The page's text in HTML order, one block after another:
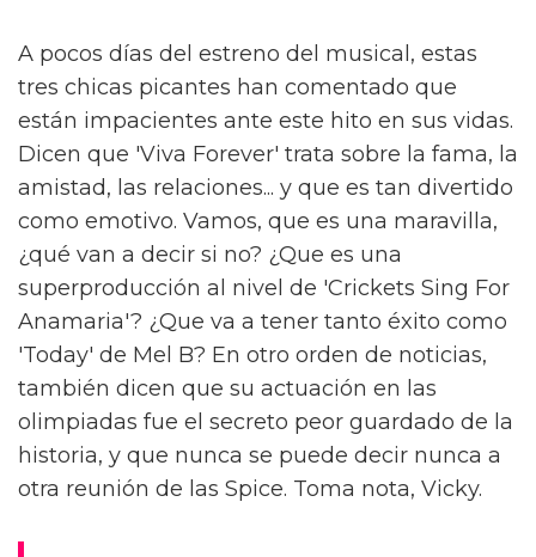
A pocos días del estreno del musical, estas
tres chicas picantes han comentado que
están impacientes ante este hito en sus vidas.
Dicen que 'Viva Forever' trata sobre la fama, la
amistad, las relaciones... y que es tan divertido
como emotivo. Vamos, que es una maravilla,
¿qué van a decir si no? ¿Que es una
superproducción al nivel de 'Crickets Sing For
Anamaria'? ¿Que va a tener tanto éxito como
'Today' de Mel B? En otro orden de noticias,
también dicen que su actuación en las
olimpiadas fue el secreto peor guardado de la
historia, y que nunca se puede decir nunca a
otra reunión de las Spice. Toma nota, Vicky.